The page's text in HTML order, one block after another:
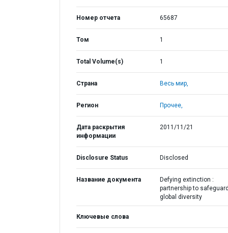
Номер отчета 65687
Том 1
Total Volume(s) 1
Страна Весь мир,
Регион Прочее,
Дата раскрытия
информации
2011/11/21
Disclosure Status Disclosed
Название документа
Defying extinction :
partnership to
global diversity
Ключевые слова